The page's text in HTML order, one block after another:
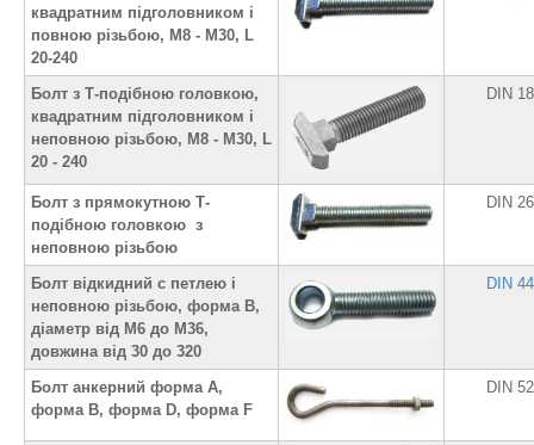
квадратним підголовником і
повною різьбою, M8 - M30, L
20-240
Болт з Т-подібною головкою,
квадратним підголовником і
неповною різьбою, M8 - M30, L
20 - 240
DIN
Болт з прямокутною Т-
подібною головкою з
неповною різьбою
DIN
Болт відкидний с петлею і
неповною різьбою, форма В,
діаметр від М6 до М36,
довжина від 30 до 320
DIN
Болт анкерний форма A,
форма B, форма D, форма F
DIN